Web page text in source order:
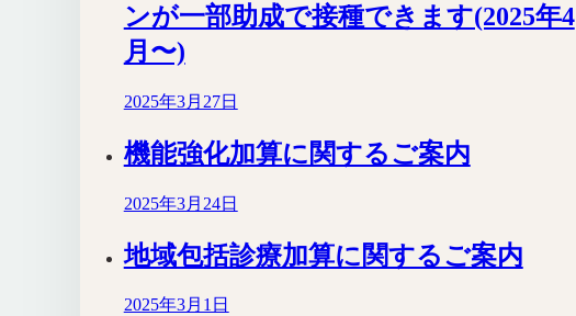
ンが一部助成で接種できます(2025年4
月〜)
2025年3月27日
機能強化加算に関するご案内
2025年3月24日
地域包括診療加算に関するご案内
2025年3月1日